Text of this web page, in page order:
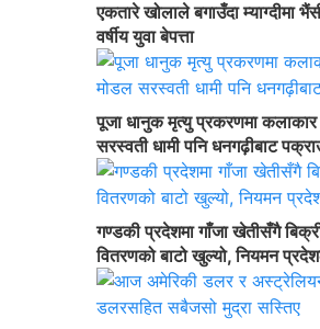
एकतारे खोलाले बगाउँदा म्याग्दीमा
वर्षीय युवा बेपत्ता
पूजा धानुक मृत्यु प्रकरणमा
सरस्वती धामी पनि धनगढ़ीबाट
गण्डकी प्रदेशमा गाँजा खेतीसँगै
वितरणको बाटो खुल्यो, नियमन